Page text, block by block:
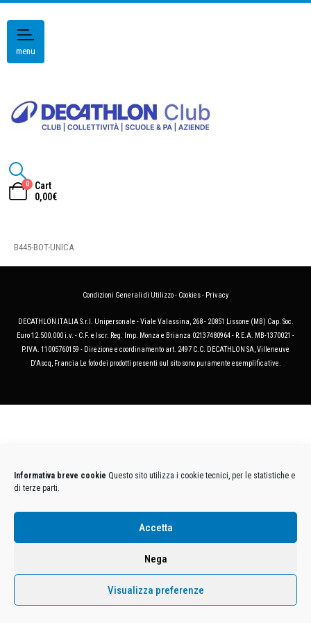
Informativa breve cookie Questo sito utilizza i cookie tecnici, per le statistiche e
di terze parti.
Accetta
Nega
Visualizza preferenze
menu
0
Cart
0,00€
B445-BOT-UNICA
Condizioni Generali di Utilizzo- Cookies- Privacy
DECATHLON ITALIA S.r.l. Unipersonale - Viale Valassina, 268 - 20851 Lissone (MB) Cap. Soc.
Euro 12.500.000 i.v. - C.F. e Iscr. Reg. Imp. Monza e Brianza 02137480964 - R.E.A. MB-1370021 -
P.IVA. 11005760159 - Direzione e coordinamento art. 2497 C.C. DECATHLON SA, Villeneuve
D'Ascq, Francia Le foto dei prodotti presenti sul sito sono puramente esemplificative.